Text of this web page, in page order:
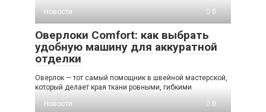
Новости
0
Оверлоки Comfort: как выбрать
удобную машину для аккуратной
отделки
Оверлок — тот самый помощник в швейной мастерской,
который делает края ткани ровными, гибкими
Новости
0